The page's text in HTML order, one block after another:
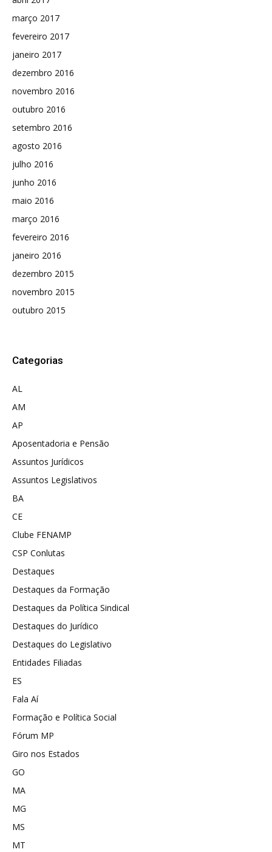
março 2017
fevereiro 2017
janeiro 2017
dezembro 2016
novembro 2016
outubro 2016
setembro 2016
agosto 2016
julho 2016
junho 2016
maio 2016
março 2016
fevereiro 2016
janeiro 2016
dezembro 2015
novembro 2015
outubro 2015
Categorias
AL
AM
AP
Aposentadoria e Pensão
Assuntos Jurídicos
Assuntos Legislativos
BA
CE
Clube FENAMP
CSP Conlutas
Destaques
Destaques da Formação
Destaques da Política Sindical
Destaques do Jurídico
Destaques do Legislativo
Entidades Filiadas
ES
Fala Aí
Formação e Política Social
Fórum MP
Giro nos Estados
GO
MA
MG
MS
MT